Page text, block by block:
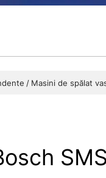
Masini de spălat